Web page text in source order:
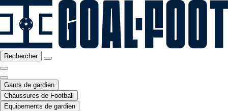
Rechercher
Gants de gardien
Chaussures de Football
Equipements de gardien